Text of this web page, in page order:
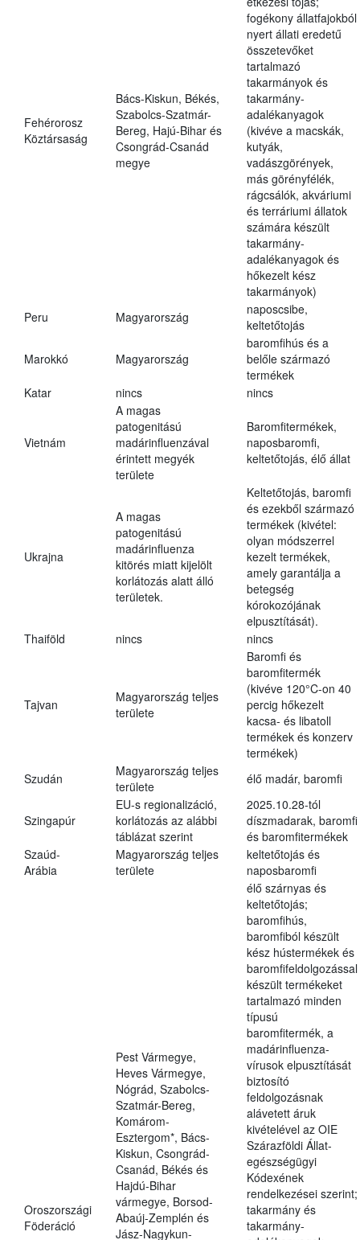
Fehérorosz
Köztársaság
Bács-Kiskun, Békés,
Szabolcs-Szatmár-
Bereg, Hajú-Bihar és
Csongrád-Csanád
megye
fogékony állatfajokból
nyert állati eredetű
összetevőket
tartalmazó
takarmányok és
takarmány-
adalékanyagok
(kivéve a macskák,
kutyák,
vadászgörények,
más görényfélék,
rágcsálók, akváriumi
és terráriumi állatok
számára készült
takarmány-
adalékanyagok és
hőkezelt kész
takarmányok)
Peru
Magyarország
naposcsibe,
keltetőtojás
Marokkó Magyarország
baromfihús és a
belőle származó
termékek
Katar
nincs nincs
Vietnám
A magas
patogenitású
madárinfluenzával
érintett megyék
területe
Baromfitermékek,
naposbaromfi,
keltetőtojás, élő állat
Ukrajna
A magas
patogenitású
madárinfluenza
kitörés miatt kijelölt
korlátozás alatt álló
területek.
Keltetőtojás, baromfi
és ezekből származó
termékek (kivétel:
olyan módszerrel
kezelt termékek,
amely garantálja a
betegség
kórokozójának
elpusztítását).
Thaiföld
nincs nincs
Tajvan
Magyarország teljes
területe
Baromfi és
baromfitermék
(kivéve 120°C-on 40
percig hőkezelt
kacsa- és libatoll
termékek és konzerv
termékek)
Szudán
Magyarország teljes
területe
élő madár, baromfi
Szingapúr
EU-s regionalizáció,
korlátozás az alábbi
táblázat szerint
2025.10.28-tól
díszmadarak, baromfi
és baromfitermékek
Szaúd-
Arábia
Magyarország teljes
területe
keltetőtojás és
naposbaromfi
Oroszországi
Föderáció
Pest Vármegye,
Heves Vármegye,
Nógrád, Szabolcs-
Szatmár-Bereg,
Komárom-
Esztergom*, Bács-
Kiskun, Csongrád-
Csanád, Békés és
Hajdú-Bihar
vármegye, Borsod-
Abaúj-Zemplén és
Jász-Nagykun-
élő szárnyas és
keltetőtojás;
baromfihús,
baromfiból készült
kész hústermékek és
baromfifeldolgozással
készült termékeket
tartalmazó minden
típusú
baromfitermék, a
madárinfluenza-
vírusok elpusztítását
biztosító
feldolgozásnak
alávetett áruk
kivételével az OIE
Szárazföldi Állat-
egészségügyi
Kódexének
rendelkezései szerint;
takarmány és
takarmány-